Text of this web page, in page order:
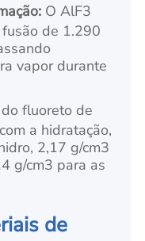
O AlF3
de 1.290
vapor durante
fluoreto de
a hidratação,
2,17 g/cm3
g/cm3 para as
de